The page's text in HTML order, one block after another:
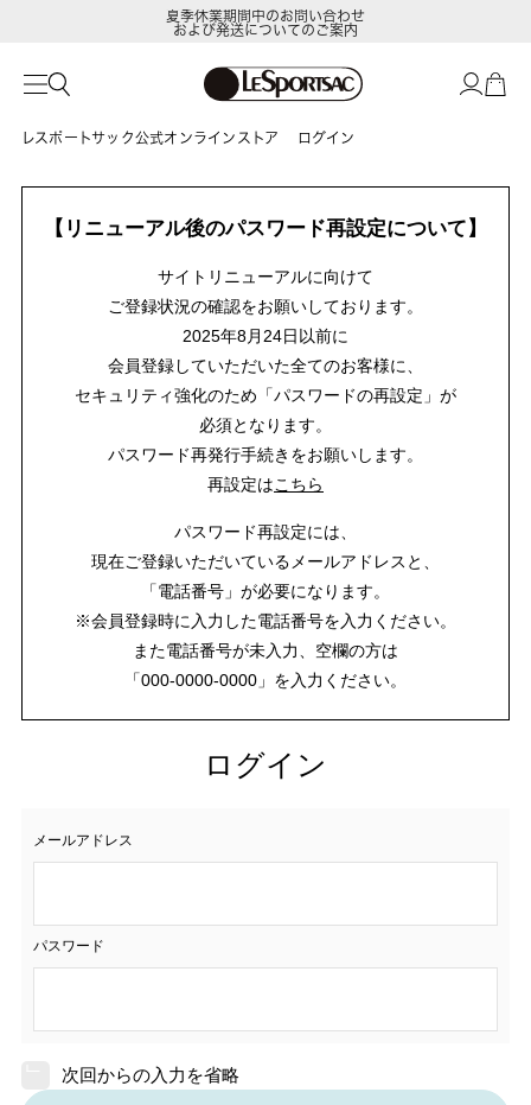
夏季休業期間中のお問い合わせ
および発送についてのご案内
レスポートサック公式オンラインストア ログイン
【リニューアル後のパスワード再設定について】
サイトリニューアルに向けて
ご登録状況の確認をお願いしております。
2025年8月24日以前に
会員登録していただいた全てのお客様に、
セキュリティ強化のため「パスワードの再設定」が
必須となります。
パスワード再発行手続きをお願いします。
再設定はこちら
パスワード再設定には、
現在ご登録いただいているメールアドレスと、
「電話番号」が必要になります。
※会員登録時に入力した電話番号を入力ください。
また電話番号が未入力、空欄の方は
「000-0000-0000」を入力ください。
ログイン
メールアドレス
パスワード
次回からの入力を省略